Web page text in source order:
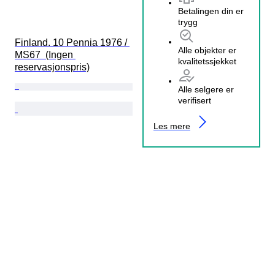
Betalingen din er
trygg
Alle objekter er
kvalitetssjekket
Alle selgere er
verifisert
Les mere
Finland. 10 Pennia 1976 /
MS67  (Ingen
reservasjonspris)